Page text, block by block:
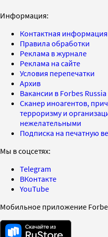
Информация:
Контактная информация
Правила обработки
Реклама в журнале
Реклама на сайте
Условия перепечатки
Архив
Вакансии в Forbes Russia
Сканер иноагентов,
терроризму и
нежелательными
Подписка на печатную
Мы в соцсетях:
Telegram
ВКонтакте
YouTube
Мобильное приложение